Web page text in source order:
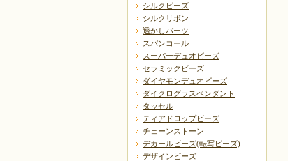
シルクビーズ
シルクリボン
透かしパーツ
スパンコール
スーパーデュオビーズ
セラミックビーズ
ダイヤモンデュオビーズ
ダイクログラスペンダント
タッセル
ティアドロップビーズ
チェーンストーン
デカールビーズ(転写ビーズ)
デザインビーズ